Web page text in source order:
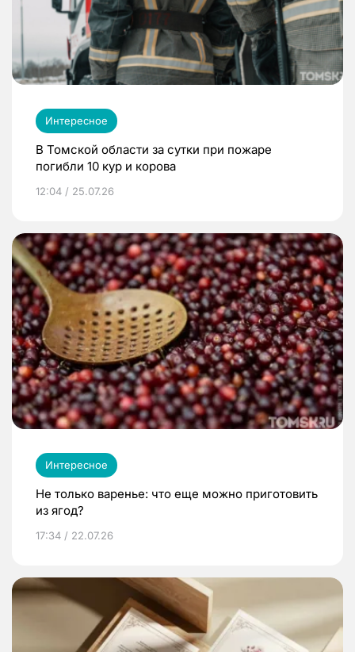
Интересное
В Томской области за сутки при пожаре
погибли 10 кур и корова
12:04 / 25.07.26
Интересное
Не только варенье: что еще можно приготовить
из ягод?
17:34 / 22.07.26